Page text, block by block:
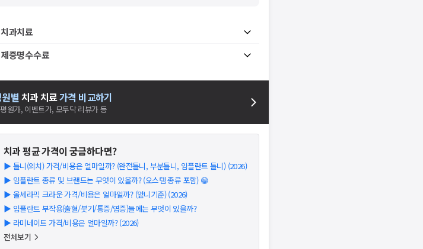
치과치료
제증명수수료
별 치과치료가격 비교하기
원가, 이벤트가, 모두닥 리뷰가 등
치과평균 가격이 궁금하다면?
▶ 틀니(의치) 가격/비용은 얼마일까? (완전틀니, 부분틀니, 임플란트 틀니) (2026)
▶ 임플란트 종류 및 브랜드는 무엇이 있을까? (오스템 종류 포함) 😁
▶ 올세라믹 크라운 가격/비용은 얼마일까? (앞니기준) (2026)
▶ 임플란트 부작용(출혈/붓기/통증/염증)들에는 무엇이 있을까?
▶ 라미네이트 가격/비용은 얼마일까? (2026)
전체보기